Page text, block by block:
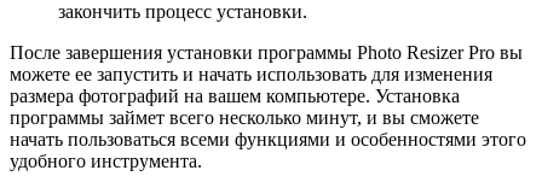
закончить процесс установки.
После завершения установки программы Photo Resizer Pro вы
можете ее запустить и начать использовать для изменения
размера фотографий на вашем компьютере. Установка
программы займет всего несколько минут, и вы сможете
начать пользоваться всеми функциями и особенностями этого
удобного инструмента.